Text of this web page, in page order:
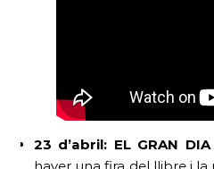
23 d’abril: EL GRAN